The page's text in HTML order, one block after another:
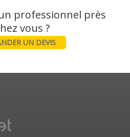
professionnel près
UN DEVIS